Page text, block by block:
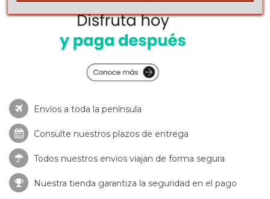
Envíos a toda la península
Consulte nuestros plazos de entrega
Todos nuestros envios viajan de forma segura
Nuestra tienda garantiza la seguridad en el pago